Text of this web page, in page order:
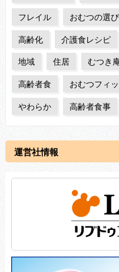
フレイル おむつの選
高齢化 介護食レシピ
地域 住居 むつき
高齢者食 おむつフィ
やわらか 高齢者食事
運営社情報